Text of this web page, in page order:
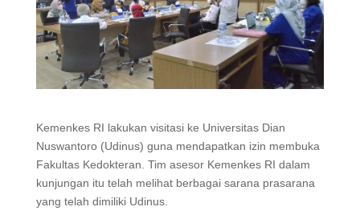
Kemenkes RI lakukan visitasi ke Universitas Dian
Nuswantoro (Udinus) guna mendapatkan izin membuka
Fakultas Kedokteran. Tim asesor Kemenkes RI dalam
kunjungan itu telah melihat berbagai sarana prasarana
yang telah dimiliki Udinus.